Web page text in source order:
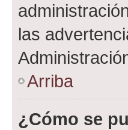
las
Arriba
¿Cómo se